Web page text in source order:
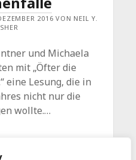
2016 VON NEIL Y.
und Michaela
mit „Öfter die
eine Lesung, die in
nicht nur die
wollte.…